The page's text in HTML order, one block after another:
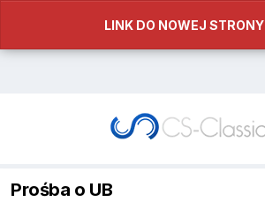
LINK DO NOWEJ STRONY
Prośba o UB